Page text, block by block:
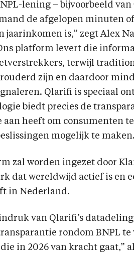
lening – bijvoorbeeld
de afgelopen minuten
jaarinkomen is,” zegt Alex
platform levert die
terwijl
zijn en daardoor
Qlarifi is speciaal
biedt precies de
heeft om consumenten
mogelijk te
zal worden ingezet door
dat wereldwijd actief is en
in Nederland.
van Qlarifi’s
rondom BNPL
in 2026 van kracht gaat,”